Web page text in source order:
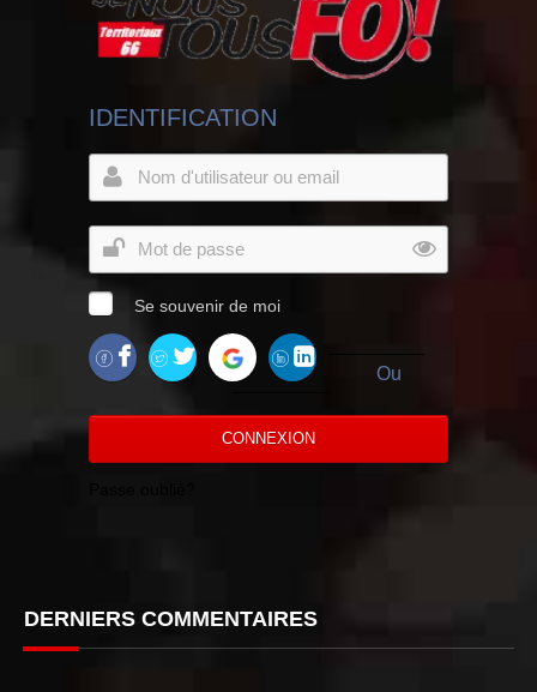
IDENTIFICATION
Se souvenir de moi
Ou
CONNEXION
DERNIERS COMMENTAIRES